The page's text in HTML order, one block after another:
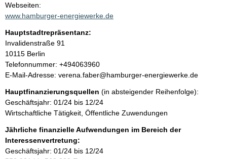
t
t
a
t
i
n
o
r
m
a
i
o
n
Webseiten:
www.hamburger-energiewerke.de
Hauptstadtrepräsentanz:
A
d
r
e
s
e
Invalidenstraße 91
10115 Berlin
K
o
t
a
k
t
i
n
Telefonnummer: +494063960
E-Mail-Adresse: verena.faber@hamburger-energiewerke.de
Hauptfinanzierungsquellen (in absteigender Reihenfolge):
Geschäftsjahr: 01/24 bis 12/24
Wirtschaftliche Tätigkeit, Öffentliche Zuwendungen
Jährliche finanzielle Aufwendungen im Bereich der
Interessenvertretung:
Geschäftsjahr: 01/24 bis 12/24